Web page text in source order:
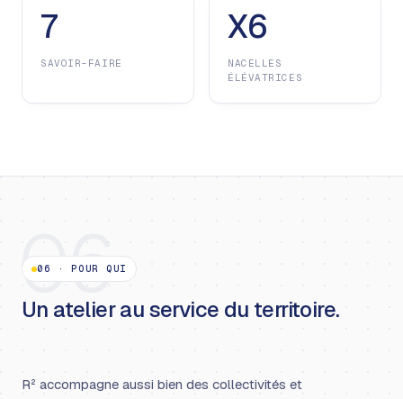
7
SAVOIR-FAIRE
X6
NACELLES
ÉLÉVATRICES
06
06 ·POUR QUI
Un atelier au service du territoire.
R² accompagne aussi bien des collectivités et